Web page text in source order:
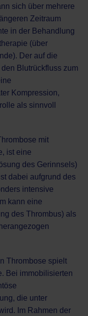
sich über mehrere
Zeitraum
in der Behandlung
(über
Der auf die
Blutrückfluss zum
Kompression,
als sinnvoll
mit
ist eine
des Gerinnsels)
dabei aufgrund des
intensive
kann eine
des Thrombus) als
Thrombose spielt
Bei immobilisierten
die unter
Im Rahmen der